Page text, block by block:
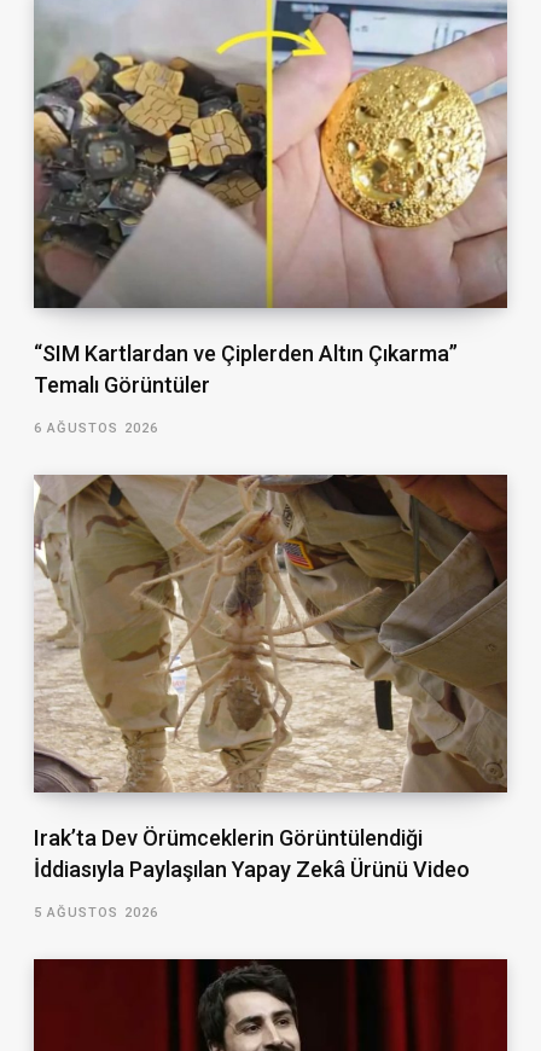
“SIM Kartlardan ve Çiplerden Altın Çıkarma”
Temalı Görüntüler
6 AĞUSTOS 2026
Irak’ta Dev Örümceklerin Görüntülendiği
İddiasıyla Paylaşılan Yapay Zekâ Ürünü Video
5 AĞUSTOS 2026